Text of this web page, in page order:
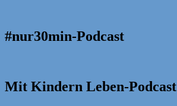
#nur30min-Podcast
Mit Kindern Leben-Podcast